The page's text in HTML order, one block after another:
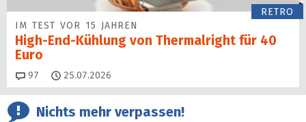
RETRO
IM TEST VOR 15 JAHREN
High-End-Kühlung von Thermalright für 40
Euro
97 Kommentare
25.07.2026
Nichts mehr verpassen!